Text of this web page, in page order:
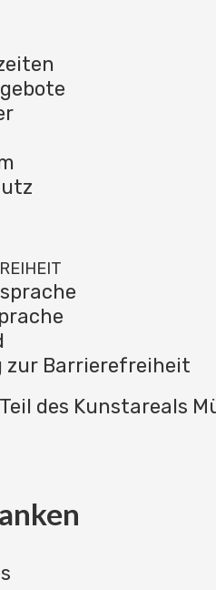
zur Barrierefreiheit
des Kunstareals